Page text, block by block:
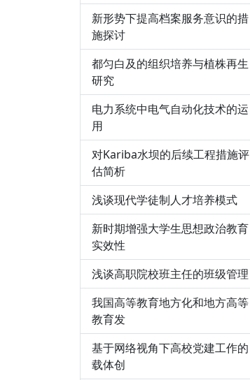
新形势下提高档案服务意识的措
施探讨
都匀白及的组织培养与植株再生
研究
电力系统中电气自动化技术的运
用
对Kariba水坝的后续工程措施评
估简析
浅谈现代学徒制人才培养模式
新时期增强大学生思想政治教育
实效性
浅谈高职院校班主任的班级管理
我国高等教育地方化和地方高等
教育发
基于网络视角下高校党建工作的
载体创